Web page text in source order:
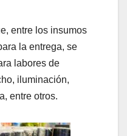
entre los insumos
la entrega, se
labores de
iluminación,
entre otros.